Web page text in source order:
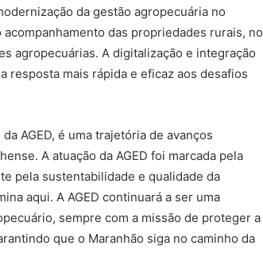
da gestão agropecuária no
das propriedades rurais, no
agropecuárias. A digitalização e integração
resposta mais rápida e eficaz aos desafios
AGED, é uma trajetória de avanços
A atuação da AGED foi marcada pela
pela sustentabilidade e qualidade da
aqui. A AGED continuará a ser uma
sempre com a missão de proteger a
que o Maranhão siga no caminho da